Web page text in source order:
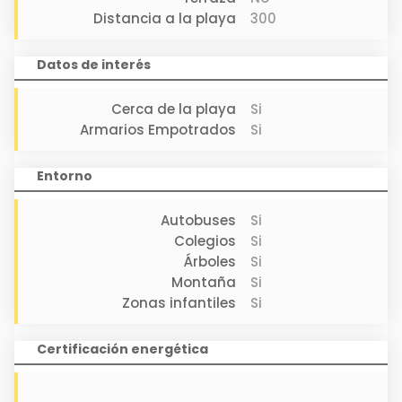
Datos de interés: Suelos combinados en tarima y plaqueta,
Ventanales velux, Calefacción por biomasa (briquetas),
Ubicación: zona tranquila, con infinidad de servicios en las
inmediaciones y a 300 mts de la playa.
Si necesitas una vivienda céntrica y exclusiva, llámanos y
NOTA: la vivienda se vende sin muebles.
Distancia a la playa
300
Datos de interés
Cerca de la playa
Si
Armarios Empotrados
Si
Entorno
Autobuses
Si
Colegios
Si
Árboles
Si
Montaña
Si
Zonas infantiles
Si
Certificación energética